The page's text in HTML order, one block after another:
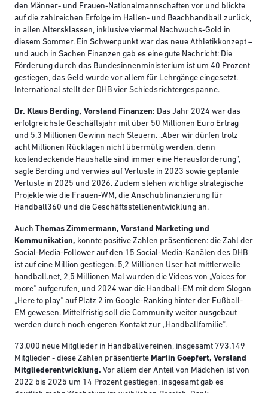
den Männer- und Frauen-Nationalmannschaften vor und blickte
auf die zahlreichen Erfolge im Hallen- und Beachhandball zurück,
in allen Altersklassen, inklusive viermal Nachwuchs-Gold in
diesem Sommer. Ein Schwerpunkt war das neue Athletikkonzept –
und auch in Sachen Finanzen gab es eine gute Nachricht: Die
Förderung durch das Bundesinnenministerium ist um 40 Prozent
gestiegen, das Geld wurde vor allem für Lehrgänge eingesetzt.
International stellt der DHB vier Schiedsrichtergespanne.
Dr. Klaus Berding, Vorstand Finanzen: Das Jahr 2024 war das
erfolgreichste Geschäftsjahr mit über 50 Millionen Euro Ertrag
und 5,3 Millionen Gewinn nach Steuern. „Aber wir dürfen trotz
acht Millionen Rücklagen nicht übermütig werden, denn
kostendeckende Haushalte sind immer eine Herausforderung“,
sagte Berding und verwies auf Verluste in 2023 sowie geplante
Verluste in 2025 und 2026. Zudem stehen wichtige strategische
Projekte wie die Frauen-WM, die Anschubfinanzierung für
Handball360 und die Geschäftsstellenentwicklung an.
Auch Thomas Zimmermann, Vorstand Marketing und
Kommunikation, konnte positive Zahlen präsentieren: die Zahl der
Social-Media-Follower auf den 15 Social-Media-Kanälen des DHB
ist auf eine Million gestiegen. 5,2 Millionen User hat mittlerweile
handball.net, 2,5 Millionen Mal wurden die Videos von „Voices for
more“ aufgerufen, und 2024 war die Handball-EM mit dem Slogan
„Here to play“ auf Platz 2 im Google-Ranking hinter der Fußball-
EM gewesen. Mittelfristig soll die Community weiter ausgebaut
werden durch noch engeren Kontakt zur „Handballfamilie“.
73.000 neue Mitglieder in Handballvereinen, insgesamt 793.149
Mitglieder - diese Zahlen präsentierte Martin Goepfert, Vorstand
Mitgliederentwicklung. Vor allem der Anteil von Mädchen ist von
2022 bis 2025 um 14 Prozent gestiegen, insgesamt gab es